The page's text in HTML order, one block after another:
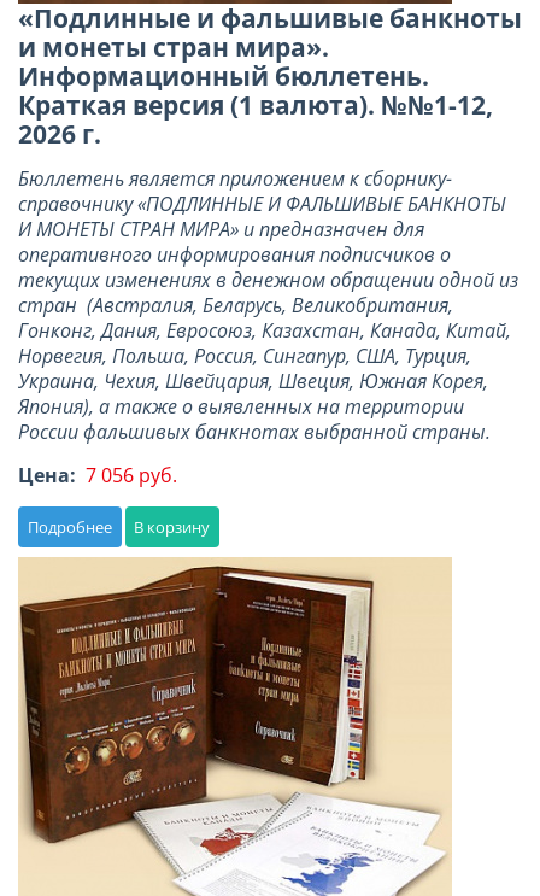
«Подлинные и фальшивые банкноты
и монеты стран мира».
Информационный бюллетень.
Краткая версия (1 валюта). №№1-12,
2026 г.
Бюллетень является приложением к сборнику-
справочнику «ПОДЛИННЫЕ И ФАЛЬШИВЫЕ БАНКНОТЫ
И МОНЕТЫ СТРАН МИРА» и предназначен для
оперативного информирования подписчиков о
текущих изменениях в денежном обращении одной из
стран (Австралия, Беларусь, Великобритания,
Гонконг, Дания, Евросоюз, Казахстан, Канада, Китай,
Норвегия, Польша, Россия, Сингапур, США, Турция,
Украина, Чехия, Швейцария, Швеция, Южная Корея,
Япония), а также о выявленных на территории
России фальшивых банкнотах выбранной страны.
Цена: 7 056 руб.
Подробнее В корзину